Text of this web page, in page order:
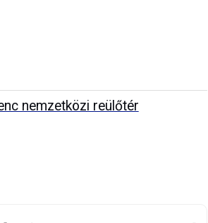
nemzetközi reülőtér